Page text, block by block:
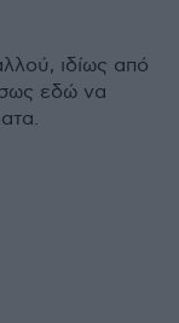
ιδίως από
εδώ να